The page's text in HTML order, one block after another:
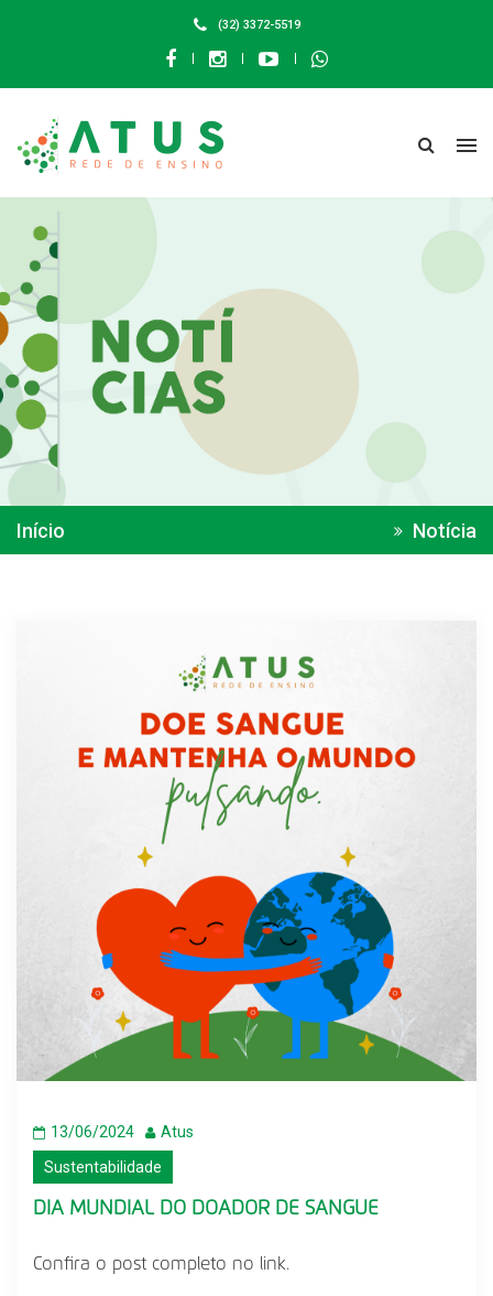
(32) 3372-5519
Início Notícia
13/06/2024
Atus
Sustentabilidade
DIA MUNDIAL DO DOADOR DE SANGUE
Confira o post completo no link.